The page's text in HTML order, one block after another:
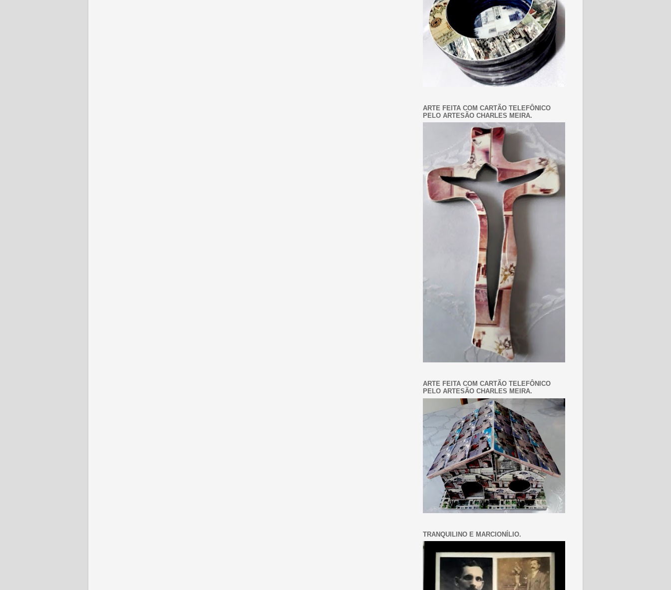
ARTE FEITA COM CARTÃO TELEFÔNICO
PELO ARTESÃO CHARLES MEIRA.
ARTE FEITA COM CARTÃO TELEFÔNICO
PELO ARTESÃO CHARLES MEIRA.
TRANQUILINO E MARCIONÍLIO.